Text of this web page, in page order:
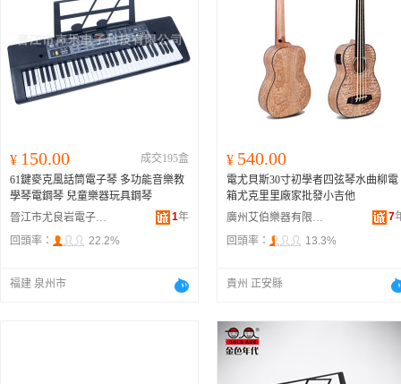
¥ 150.00
成交195盒
61鍵麥克風話筒電子琴 多功能音樂教
學琴電鋼琴 兒童樂器玩具鋼琴
晉江市尤良岩電子商務有限公司
1年
回頭率：
22.2%
福建 泉州市
¥ 540.00
電尤貝斯30寸初學者四弦琴水曲柳電
箱尤克里里廠家批發小吉他
廣州艾伯樂器有限公司
7
回頭率：
13.3%
貴州 正安縣